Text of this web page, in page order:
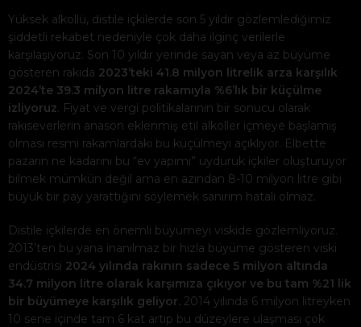
Yüksek alkollü, distile içkilerde son 5 yıldır gözlemlediğimiz
şiddetli rekabet nedeniyle çok daha ilginç verilerle
karşılaşıyoruz. Son 10 yıldır yerinde sayan veya az büyüme
gösteren rakıda 2023’teki 41.8 milyon litrelik arza karşılık
2024’te 39.3 milyon litre rakamıyla %6’lık bir küçülme
izliyoruz. Fiyat ve vergi politikalarının bir sonucu olarak
rakıseverlerin anason eklenmiş etil alkoller içmeye başlamış
olması resmi rakamlardaki bu küçülmeyi açıklıyor. Elbette
pazarın ne kadarını bu “ev yapımı” uyduruk içkiler oluşturuyor
bilmek mümkün değil ama en azından 8-10 milyon litre gibi
büyük bir pay yarattığını söylemek sanırım hatalı olmaz.
Distile içkilerde en önemli büyümeyi viskide gözlemliyoruz.
2013’ten bu yana inanılmaz bir hızla büyüme gösteren viski
endüstrisi 2024 yılında rakının sadece 5 milyon altında
34.7 milyon litre olarak karşımıza çıkıyor ve bu tam %21 lik
bir büyümeye karşılık geliyor. 2014 yılında 6 milyon litreyken
10 sene içinde tam 6 kat artıp bu düzeylere ulaşması çok